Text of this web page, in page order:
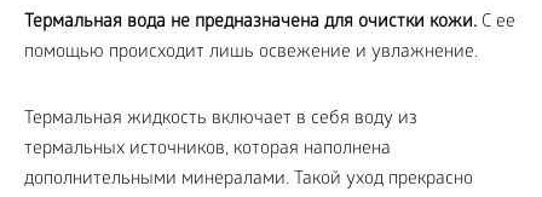
Термальная вода не предназначена для очистки кожи. С ее
помощью происходит лишь освежение и увлажнение.
Термальная жидкость включает в себя воду из
термальных источников, которая наполнена
дополнительными минералами. Такой уход прекрасно